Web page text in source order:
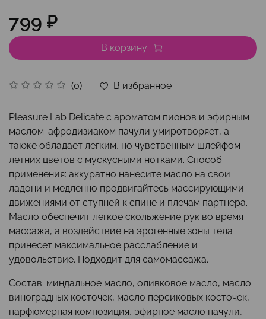
(0) В избранное
799 ₽
В корзину
Pleasure Lab Delicate с ароматом пионов и эфирным
маслом-афродизиаком пачули умиротворяет, а
также обладает легким, но чувственным шлейфом
летних цветов с мускусными нотками. Способ
применения: аккуратно нанесите масло на свои
ладони и медленно продвигайтесь массирующими
движениями от ступней к спине и плечам партнера.
Масло обеспечит легкое скольжение рук во время
массажа, а воздействие на эрогенные зоны тела
принесет максимальное расслабление и
удовольствие. Подходит для самомассажа.
Состав: миндальное масло, оливковое масло, масло
виноградных косточек, масло персиковых косточек,
парфюмерная композиция, эфирное масло пачули,